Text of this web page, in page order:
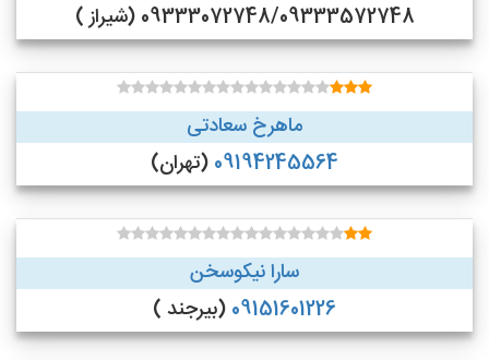
09333072748/09333572748 (شیراز )
ماهرخ سعادتی
09194245564 (تهران)
سارا نیکوسخن
09151601226 (بیرجند )